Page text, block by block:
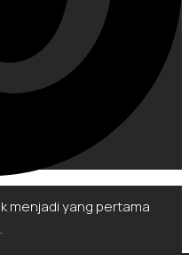
menjadi yang pertama